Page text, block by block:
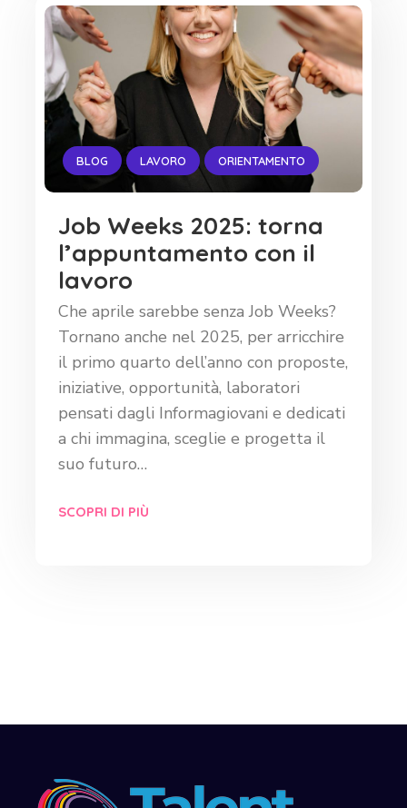
BLOG LAVORO ORIENTAMENTO
Job Weeks 2025: torna
l’appuntamento con il
lavoro
Che aprile sarebbe senza Job Weeks?
Tornano anche nel 2025, per arricchire
il primo quarto dell’anno con proposte,
iniziative, opportunità, laboratori
pensati dagli Informagiovani e dedicati
a chi immagina, sceglie e progetta il
suo futuro…
SCOPRI DI PIÙ